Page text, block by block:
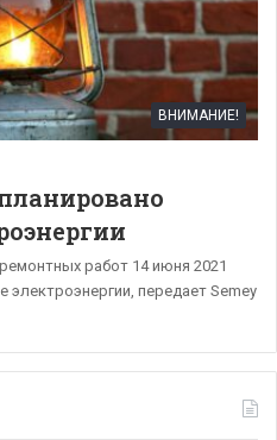
ВНИМАНИЕ!
работ 14 июня 2021
передает Sеmey